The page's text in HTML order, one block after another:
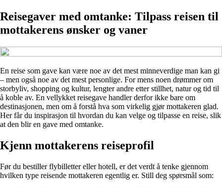
Reisegaver med omtanke: Tilpass reisen til
mottakerens ønsker og vaner
En reise som gave kan være noe av det mest minneverdige man kan gi
– men også noe av det mest personlige. For mens noen drømmer om
storbyliv, shopping og kultur, lengter andre etter stillhet, natur og tid til
å koble av. En vellykket reisegave handler derfor ikke bare om
destinasjonen, men om å forstå hva som virkelig gjør mottakeren glad.
Her får du inspirasjon til hvordan du kan velge og tilpasse en reise, slik
at den blir en gave med omtanke.
Kjenn mottakerens reiseprofil
Før du bestiller flybilletter eller hotell, er det verdt å tenke gjennom
hvilken type reisende mottakeren egentlig er. Still deg spørsmål som: